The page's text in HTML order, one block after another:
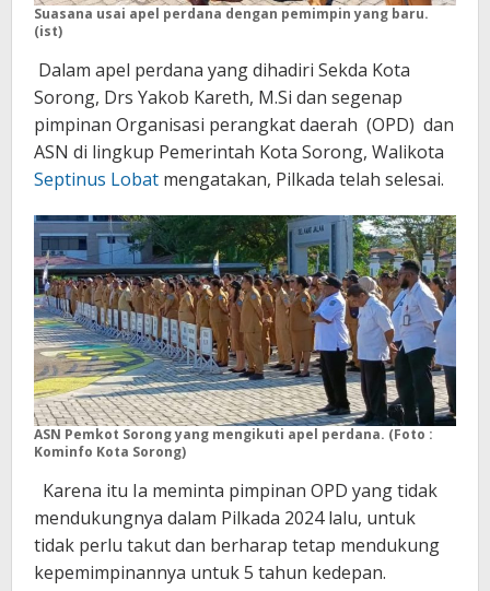
Suasana usai apel perdana dengan pemimpin yang baru.
(ist)
Dalam apel perdana yang dihadiri Sekda Kota
Sorong, Drs Yakob Kareth, M.Si dan segenap
pimpinan Organisasi perangkat daerah (OPD) dan
ASN di lingkup Pemerintah Kota Sorong, Walikota
Septinus Lobat mengatakan, Pilkada telah selesai.
ASN Pemkot Sorong yang mengikuti apel perdana. (Foto :
Kominfo Kota Sorong)
Karena itu Ia meminta pimpinan OPD yang tidak
mendukungnya dalam Pilkada 2024 lalu, untuk
tidak perlu takut dan berharap tetap mendukung
kepemimpinannya untuk 5 tahun kedepan.